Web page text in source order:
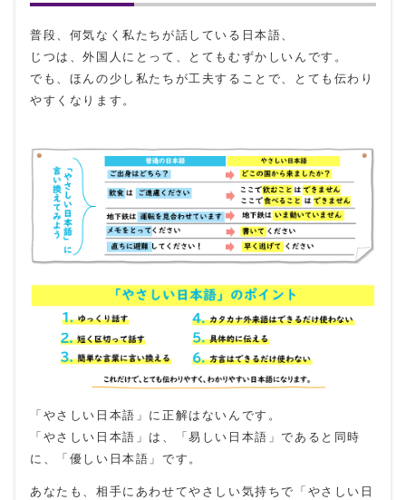
普段、何気なく私たちが話している日本語、
じつは、外国人にとって、とてもむずかしいんです。
でも、ほんの少し私たちが工夫することで、とても伝わり
やすくなります。
「やさしい日本語」に正解はないんです。
「やさしい日本語」は、「易しい日本語」であると同時
に、「優しい日本語」です。
あなたも、相手にあわせてやさしい気持ちで「やさしい日